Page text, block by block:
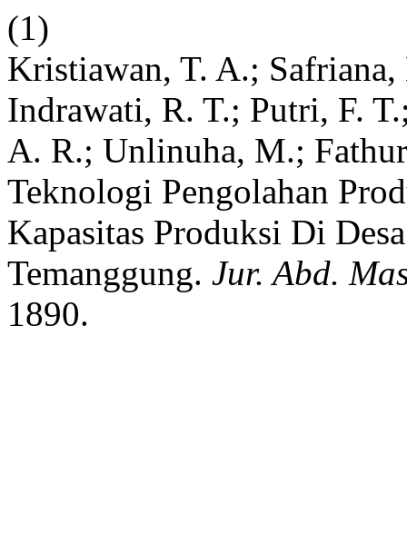
(1)
Kristiawan, T. A.;
Indrawati, R. T.; Putri, F.
A. R.; Unlinuha, M.;
Teknologi Pengolahan
Kapasitas Produksi Di
Temanggung. Jur. Abd.
1890.